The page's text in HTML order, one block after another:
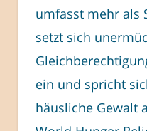
umfasst mehr als
setzt sich
ein und spricht
häusliche Gewalt